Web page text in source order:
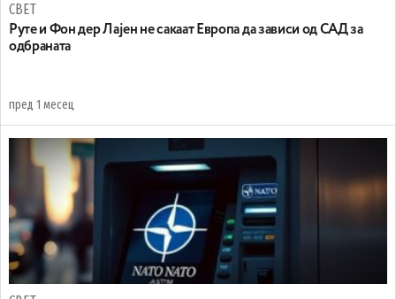
СВЕТ
Руте и Фон дер Лајен не сакаат Европа да зависи од САД за
одбраната
пред 1 месец